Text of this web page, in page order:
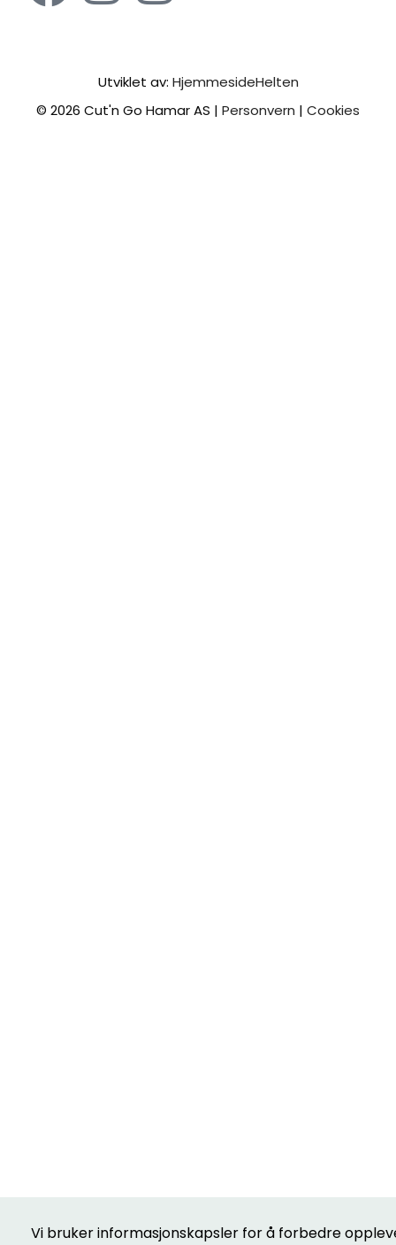
Utviklet av: HjemmesideHelten
© 2026 Cut'n Go Hamar AS | Personvern | Cookies